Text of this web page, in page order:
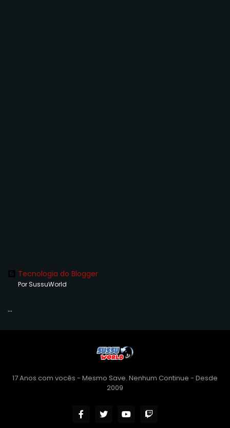
Tecnologia do Blogger
Por SussuWorld
...
17 Anos com vocês - Mesmo Save. Nenhum Continue - Desde
2009